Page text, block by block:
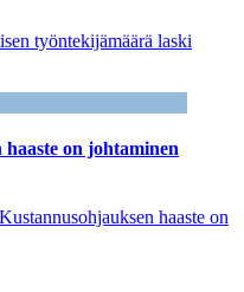
työntekijämäärä laski
on johtaminen
haaste on